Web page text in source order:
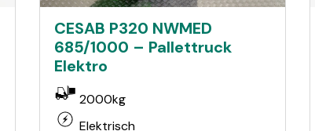
CESAB P320 NWMED
685/1000 – Pallettruck
Elektro
2000kg
Elektrisch